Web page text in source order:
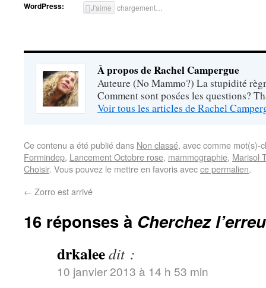
WordPress: J'aime chargement…
À propos de Rachel Campergue
Auteure (No Mammo?) La stupidité
Comment sont posées les questions?
Voir tous les articles de Rachel
Ce contenu a été publié dans Non classé, avec comme mot(s)-
Formindep, Lancement Octobre rose, mammographie, Marisol
Choisir. Vous pouvez le mettre en favoris avecce permalien.
← Zorro est arrivé
16 réponses à Cherchez
drkaleedit :
10 janvier 2013 à 14 h 53 min